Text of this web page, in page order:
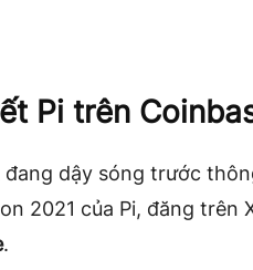
Pi trên
dậy sóng trước
2021 của Pi, đăng trên
.